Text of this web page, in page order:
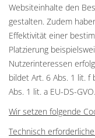
Websiteinhalte den
gestalten. Zudem
Effektivität einer
Platzierung
Nutzerinteressen
bildet Art. 6 Abs. 1 lit. f
Abs. 1 lit. a EU-DS-GVO.
Wir setzen folgende
Technisch